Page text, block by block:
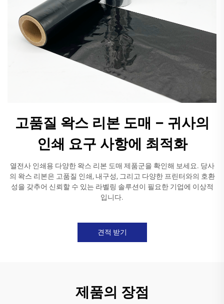
고품질 왁스 리본 도매 – 귀사의
인쇄 요구 사항에 최적화
열전사 인쇄용 다양한 왁스 리본 도매 제품군을 확인해 보세요. 당사
의 왁스 리본은 고품질 인쇄, 내구성, 그리고 다양한 프린터와의 호환
성을 갖추어 신뢰할 수 있는 라벨링 솔루션이 필요한 기업에 이상적
입니다.
견적 받기
제품의 장점